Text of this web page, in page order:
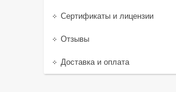
Сертификаты и лицензии
Отзывы
Доставка и оплата